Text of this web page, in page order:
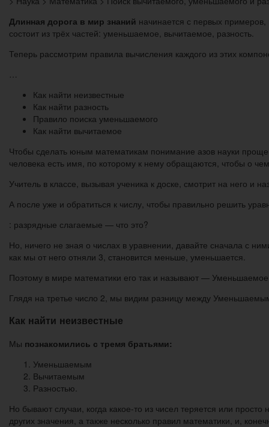
Длинная дорога в мир знаний начинается с первых
состоит из трёх частей: уменьшаемое, вычитаемое, разность.
Теперь рассмотрим правила вычисления каждого из этих
Как найти неизвестные
Как найти разность
Правило поиска уменьшаемого
Как найти вычитаемое
Чтобы сделать юным математикам понимание азов науки
человека есть имя, по которому к нему обращаются, чтобы о
Учитель в классе, вызывая ученика к доске, смотрит на него и
А после уже и обратиться к числу, чтобы правильно решить
: разрядные слагаемые — что это?
Но, ничего не зная о числах в уравнении, давайте сначала с
как мы от него отняли 3, становится меньше, уменьшается.
Поэтому в мире математики его так и называют —
Глядя на третье число 2, мы видим разницу между
Как найти неизвестные
Мы познакомились с тремя братьями:
Уменьшаемым
Вычитаемым
Разностью.
Но бывают случаи, когда какое-то из чисел теряется или
других значения, а также несколько правил математики, и,